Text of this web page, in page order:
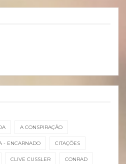
A CONSPIRAÇÃO
- ENCARNADO CITAÇÕES
CLIVE CUSSLER CONRAD